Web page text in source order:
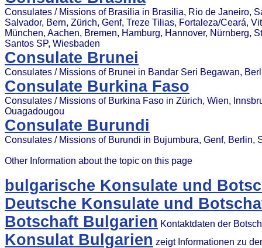
Consulates / Missions of Brasilia in Brasilia, Rio de Janeiro,
Salvador, Bern, Zürich, Genf, Treze Tilias, Fortaleza/Ceará,
München, Aachen, Bremen, Hamburg, Hannover, Nürnberg,
Santos SP, Wiesbaden
Consulate Brunei
Consulates / Missions of Brunei in Bandar Seri Begawan,
Consulate Burkina Faso
Consulates / Missions of Burkina Faso in Zürich, Wien,
Ouagadougou
Consulate Burundi
Consulates / Missions of Burundi in Bujumbura, Genf, Berlin,
Other Information about the topic on this page
bulgarische Konsulate und
Deutsche Konsulate und
Botschaft Bulgarien Kontaktdaten der
Konsulat Bulgarien zeigt Informationen zu